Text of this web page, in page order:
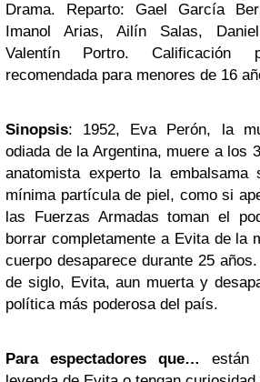
Drama. Reparto: Gael García
Imanol Arias, Ailín Salas,
Valentín Portro. Calificación
recomendada para menores de 16
Sinopsis: 1952, Eva Perón, la
odiada de la Argentina, muere a los
anatomista experto la
mínima partícula de piel, como si
las Fuerzas Armadas toman el
borrar completamente a Evita de la
cuerpo desaparece durante 25
de siglo, Evita, aun muerta y
política más poderosa del país.
Para espectadores que…
están